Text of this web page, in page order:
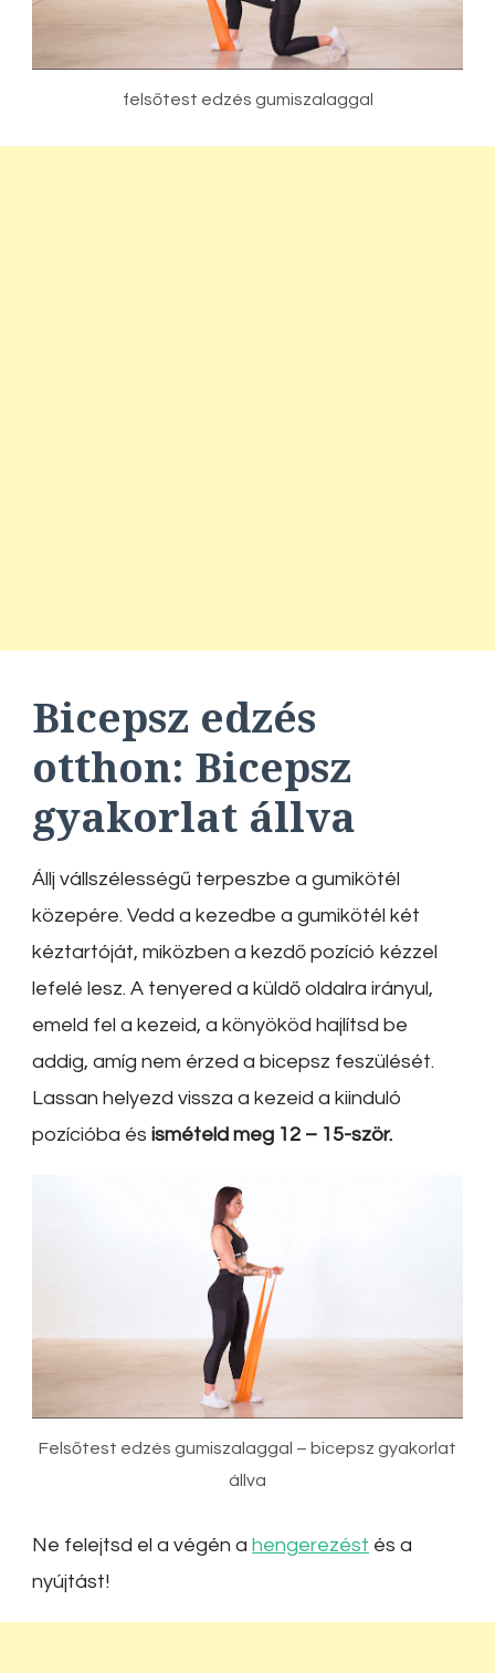
felsőtest edzés gumiszalaggal
Bicepsz edzés
otthon: Bicepsz
gyakorlat állva
Állj vállszélességű terpeszbe a gumikötél
közepére. Vedd a kezedbe a gumikötél két
kéztartóját, miközben a kezdő pozíció kézzel
lefelé lesz. A tenyered a küldő oldalra irányul,
emeld fel a kezeid, a könyököd hajlítsd be
addig, amíg nem érzed a bicepsz feszülését.
Lassan helyezd vissza a kezeid a kiinduló
pozícióba és ismételd meg 12 – 15-ször.
Felsőtest edzés gumiszalaggal – bicepsz gyakorlat
állva
Ne felejtsd el a végén a hengerezést és a
nyújtást!